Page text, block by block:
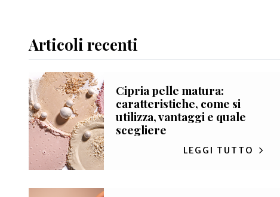
Articoli recenti
Cipria pelle matura:
caratteristiche, come si
utilizza, vantaggi e quale
scegliere
LEGGI TUTTO